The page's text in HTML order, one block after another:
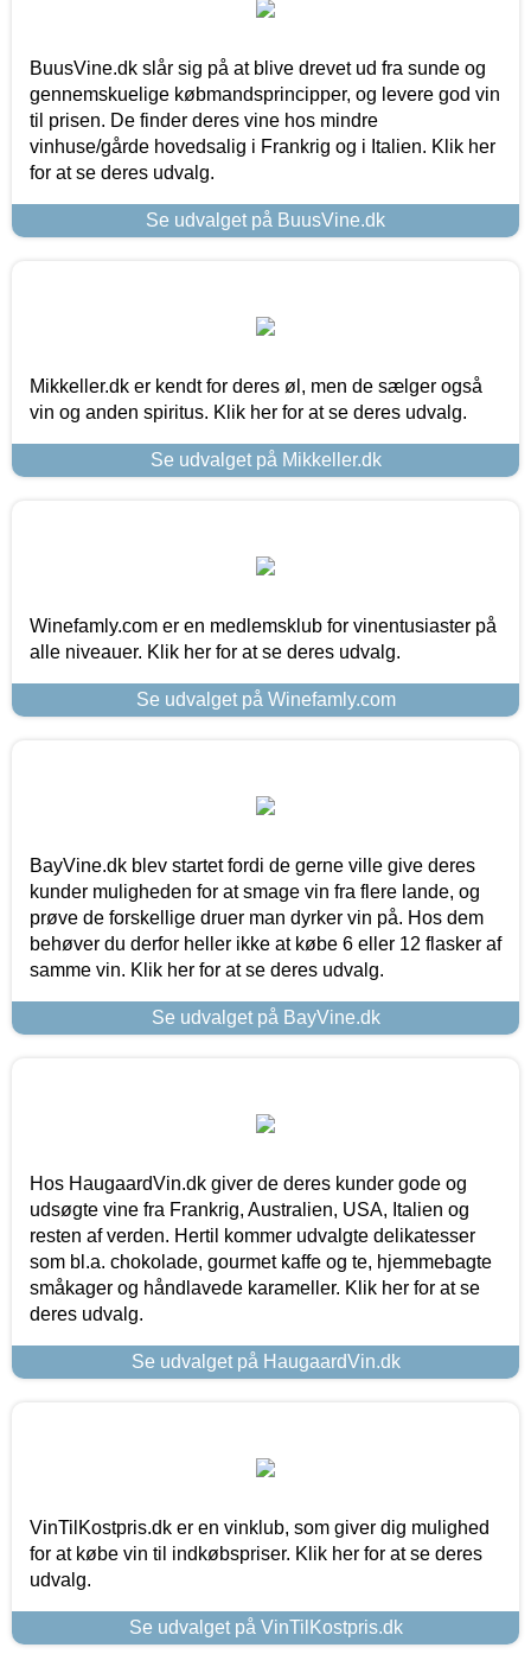
BuusVine.dk slår sig på at blive drevet ud fra sunde og
gennemskuelige købmandsprincipper, og levere god vin
til prisen. De finder deres vine hos mindre
vinhuse/gårde hovedsalig i Frankrig og i Italien. Klik her
for at se deres udvalg.
Se udvalget på BuusVine.dk
Mikkeller.dk er kendt for deres øl, men de sælger også
vin og anden spiritus. Klik her for at se deres udvalg.
Se udvalget på Mikkeller.dk
Winefamly.com er en medlemsklub for vinentusiaster på
alle niveauer. Klik her for at se deres udvalg.
Se udvalget på Winefamly.com
BayVine.dk blev startet fordi de gerne ville give deres
kunder muligheden for at smage vin fra flere lande, og
prøve de forskellige druer man dyrker vin på. Hos dem
behøver du derfor heller ikke at købe 6 eller 12 flasker af
samme vin. Klik her for at se deres udvalg.
Se udvalget på BayVine.dk
Hos HaugaardVin.dk giver de deres kunder gode og
udsøgte vine fra Frankrig, Australien, USA, Italien og
resten af verden. Hertil kommer udvalgte delikatesser
som bl.a. chokolade, gourmet kaffe og te, hjemmebagte
småkager og håndlavede karameller. Klik her for at se
deres udvalg.
Se udvalget på HaugaardVin.dk
VinTilKostpris.dk er en vinklub, som giver dig mulighed
for at købe vin til indkøbspriser. Klik her for at se deres
udvalg.
Se udvalget på VinTilKostpris.dk